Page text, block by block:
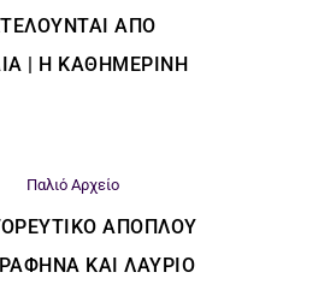
ΑΠΌ
| Η ΚΑΘΗΜΕΡΙΝΗ
Παλιό Αρχείο
ΑΠΌΠΛΟΥ
ΚΑΙ ΛΑΎΡΙΟ